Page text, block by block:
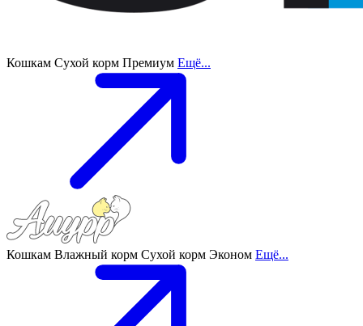
Кошкам Сухой корм Премиум Ещё...
Кошкам Влажный корм Сухой корм Эконом Ещё...